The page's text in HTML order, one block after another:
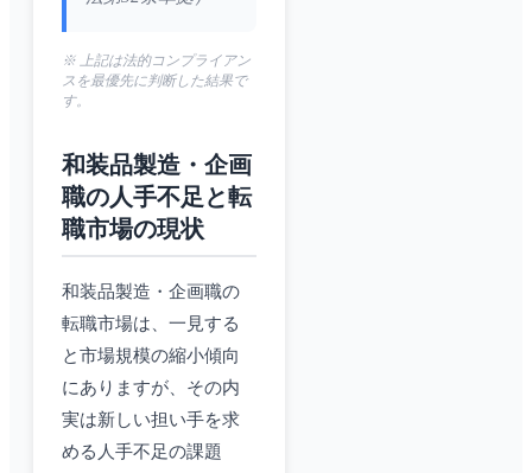
※ 上記は法的コンプライアン
スを最優先に判断した結果で
す。
和装品製造・企画
職の人手不足と転
職市場の現状
和装品製造・企画職の
転職市場は、一見する
と市場規模の縮小傾向
にありますが、その内
実は新しい担い手を求
める人手不足の課題